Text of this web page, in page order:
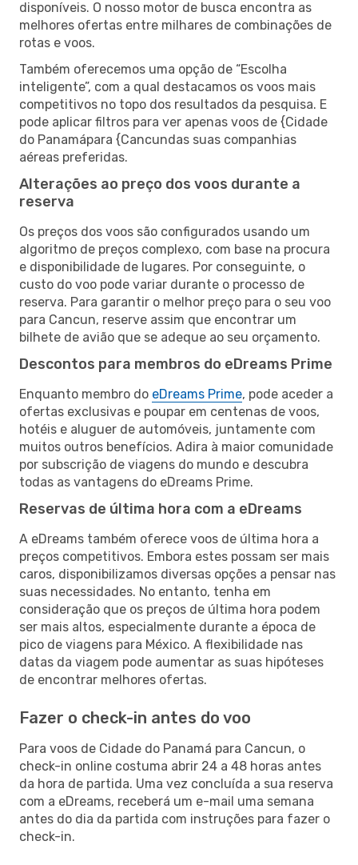
disponíveis. O nosso motor de busca encontra as
melhores ofertas entre milhares de combinações de
rotas e voos.
Também oferecemos uma opção de “Escolha
inteligente”, com a qual destacamos os voos mais
competitivos no topo dos resultados da pesquisa. E
pode aplicar filtros para ver apenas voos de {Cidade
do Panamápara {Cancundas suas companhias
aéreas preferidas.
Alterações ao preço dos voos durante a
reserva
Os preços dos voos são configurados usando um
algoritmo de preços complexo, com base na procura
e disponibilidade de lugares. Por conseguinte, o
custo do voo pode variar durante o processo de
reserva. Para garantir o melhor preço para o seu voo
para Cancun, reserve assim que encontrar um
bilhete de avião que se adeque ao seu orçamento.
Descontos para membros do eDreams Prime
Enquanto membro do eDreams Prime, pode aceder a
ofertas exclusivas e poupar em centenas de voos,
hotéis e aluguer de automóveis, juntamente com
muitos outros benefícios. Adira à maior comunidade
por subscrição de viagens do mundo e descubra
todas as vantagens do eDreams Prime.
Reservas de última hora com a eDreams
A eDreams também oferece voos de última hora a
preços competitivos. Embora estes possam ser mais
caros, disponibilizamos diversas opções a pensar nas
suas necessidades. No entanto, tenha em
consideração que os preços de última hora podem
ser mais altos, especialmente durante a época de
pico de viagens para México. A flexibilidade nas
datas da viagem pode aumentar as suas hipóteses
de encontrar melhores ofertas.
Fazer o check-in antes do voo
Para voos de Cidade do Panamá para Cancun, o
check-in online costuma abrir 24 a 48 horas antes
da hora de partida. Uma vez concluída a sua reserva
com a eDreams, receberá um e-mail uma semana
antes do dia da partida com instruções para fazer o
check-in.